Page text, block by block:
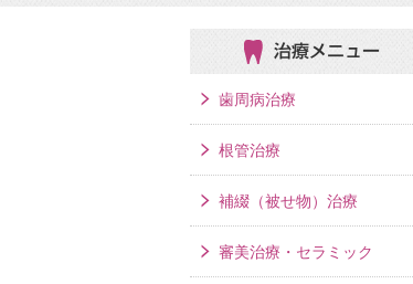
治療メニュー
歯周病治療
根管治療
補綴（被せ物）治療
審美治療・セラミック